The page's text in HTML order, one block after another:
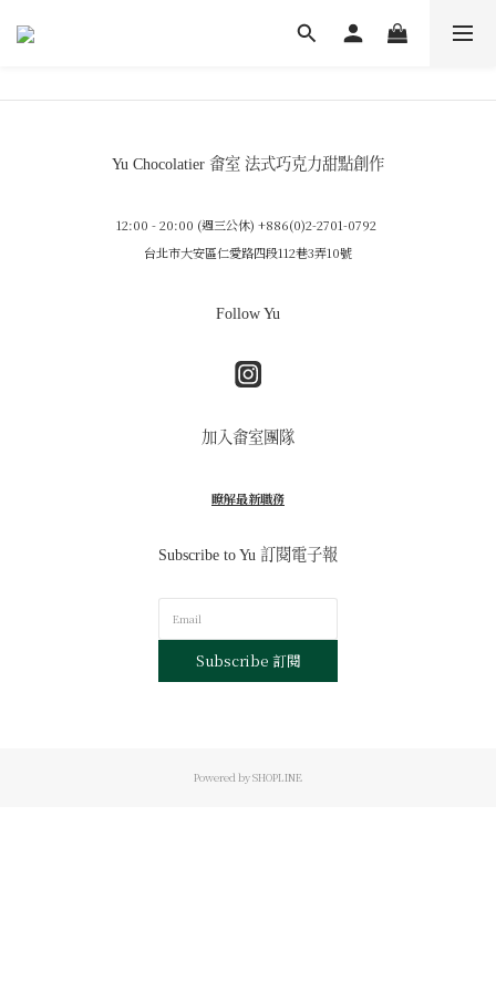
Yu Chocolatier 畬室 法式巧克力甜點創作
12:00 - 20:00 (週三公休) +886(0)2-2701-0792
台北市大安區仁愛路四段112巷3弄10號
Follow Yu
加入畬室團隊
瞭解最新職務
Subscribe to Yu 訂閱電子報
Subscribe 訂閱
Powered by SHOPLINE